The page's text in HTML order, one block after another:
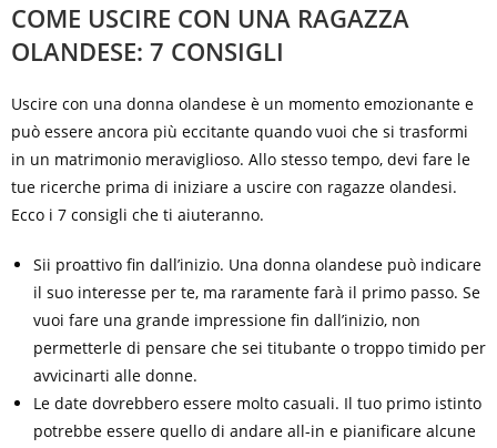
COME USCIRE CON UNA RAGAZZA
OLANDESE: 7 CONSIGLI
Uscire con una donna olandese è un momento emozionante e
può essere ancora più eccitante quando vuoi che si trasformi
in un matrimonio meraviglioso. Allo stesso tempo, devi fare le
tue ricerche prima di iniziare a uscire con ragazze olandesi.
Ecco i 7 consigli che ti aiuteranno.
Sii proattivo fin dall’inizio. Una donna olandese può indicare
il suo interesse per te, ma raramente farà il primo passo. Se
vuoi fare una grande impressione fin dall’inizio, non
permetterle di pensare che sei titubante o troppo timido per
avvicinarti alle donne.
Le date dovrebbero essere molto casuali. Il tuo primo istinto
potrebbe essere quello di andare all-in e pianificare alcune